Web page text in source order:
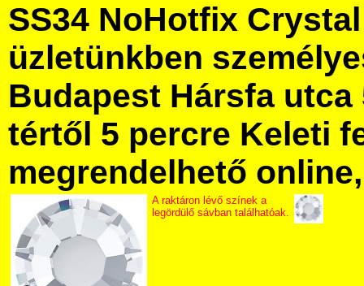
SS34 NoHotfix
üzletünkben
Budapest Hársfa utca
tértől 5 percre Keleti
megrendelhető
A raktáron lévő színek a
legördülő sávban találhatóak.